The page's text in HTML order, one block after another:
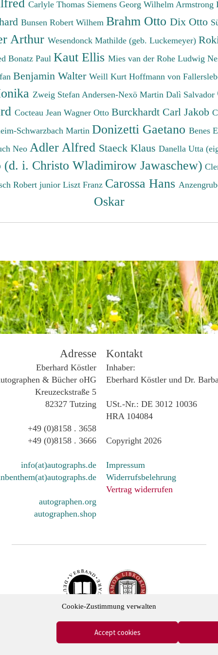
Cookie-Zustimmung verwalten
Accept cookies
Carlyle Thomas Siemens Georg Wilhelm Armstrong
Bunsen Robert Wilhem Brahm Otto Dix Otto
Arthur Wesendonck Mathilde (geb. Luckemeyer)
Bonatz Paul Kaut Ellis Mies van der Rohe Ludwig
Benjamin Walter Weill Kurt Hoffmann von
Zweig Stefan Andersen-Nexö Martin Dalì Salvador
Cocteau Jean Wagner Otto Burckhardt Carl Jakob
Schwarzbach Martin Donizetti Gaetano Benes
Neo Adler Alfred Staeck Klaus Danella Utta
(d. i. Christo Wladimirow Jawaschew)
Robert junior Liszt Franz Carossa Hans
Oskar
Adresse
Eberhard Köstler
& Bücher oHG
Kreuzeckstraße 5
82327 Tutzing
+49 (0)8158 . 3658
+49 (0)8158 . 3666
info(at)autographs.de
autographen.org
autographen.shop
Kontakt
Inhaber:
Eberhard Köstler und Dr.
USt.-Nr.: DE 3012 10036
HRA 104084
Copyright 2026
Impressum
Widerrufsbelehrung
Vertrag widerrufen
Antiquare e.V. und in der International League of